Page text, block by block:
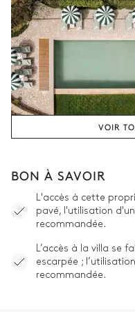
VOIR
BON À SAVOIR
L'accès à cette
pavé, l'utilisation
recommandée.
L’accès à la villa se
escarpée ;
recommandée.